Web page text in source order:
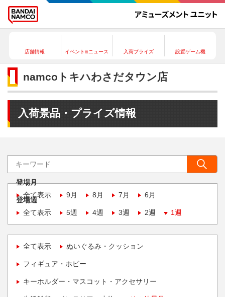
店舗情報 イベント&ニュース 入荷プライズ 設置ゲーム機
namcoトキハわさだタウン店
入荷景品・プライズ情報
登場月
全て表示
9月 8月 7月 6月
登場週
全て表示
5週 4週 3週 2週 1週
全て表示 ぬいぐるみ・クッション
フィギュア・ホビー
キーホルダー・マスコット・アクセサリー